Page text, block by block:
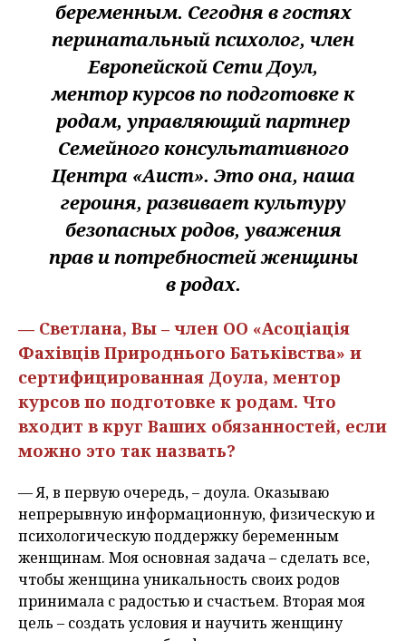
беременным. Сегодня в гостях
перинатальный психолог, член
Европейской Сети Доул,
ментор курсов по подготовке к
родам, управляющий партнер
Семейного консультативного
Центра «Аист». Это она, наша
героиня, развивает культуру
безопасных родов, уважения
прав и потребностей женщины
в родах.
— Светлана, Вы – член ОО «Асоціація
Фахівців Природнього Батьківства» и
сертифицированная Доула, ментор
курсов по подготовке к родам. Что
входит в круг Ваших обязанностей, если
можно это так назвать?
— Я, в первую очередь, – доула. Оказываю
непрерывную информационную, физическую и
психологическую поддержку беременным
женщинам. Моя основная задача – сделать все,
чтобы женщина уникальность своих родов
принимала с радостью и счастьем. Вторая моя
цель – создать условия и научить женщину